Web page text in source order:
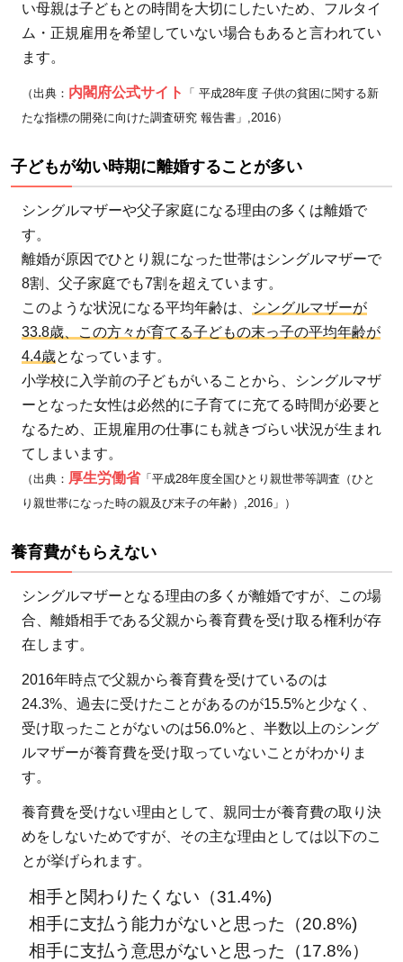
旅行
がで
い
を仰
くい
シン
グル
マザ
ーが
受け
られ
る支
援、
は？
4.1
扶養
手当
4.2
児童
手当
4.3
医療
費助
成制
4.4
母子
家
庭・
父子
家庭
の住
い母親は子どもとの時間を大切にしたいため、フルタイ
ム・正規雇用を希望していない場合もあると言われてい
ます。
（出典： 内閣府公式サイト
「 平成28年度 子供の貧困に関する新
たな指標の開発に向けた調査研究 報告書」,2016）
子どもが幼い時期に離婚することが多い
シングルマザーや父子家庭になる理由の多くは離婚で
す。
離婚が原因でひとり親になった世帯はシングルマザーで
8割、父子家庭でも7割を超えています。
このような状況になる平均年齢は、
シングルマザーが
33.8歳、この方々が育てる子どもの末っ子の平均年齢が
4.4歳となっています。
小学校に入学前の子どもがいることから、シングルマザ
ーとなった女性は必然的に子育てに充てる時間が必要と
なるため、正規雇用の仕事にも就きづらい状況が生まれ
てしまいます。
（出典： 厚生労働省「平成28年度全国ひとり親世帯等調査（ひと
り親世帯になった時の親及び末子の年齢）,2016」）
養育費がもらえない
シングルマザーとなる理由の多くが離婚ですが、この場
合、離婚相手である父親から養育費を受け取る権利が存
在します。
2016年時点で父親から養育費を受けているのは
24.3%、過去に受けたことがあるのが15.5%と少なく、
受け取ったことがないのは56.0%と、半数以上のシング
ルマザーが養育費を受け取っていないことがわかりま
す。
養育費を受けない理由として、親同士が養育費の取り決
めをしないためですが、その主な理由としては以下のこ
とが挙げられます。
相手と関わりたくない（31.4%)
相手に支払う能力がないと思った（20.8%)
相手に支払う意思がないと思った（17.8%）